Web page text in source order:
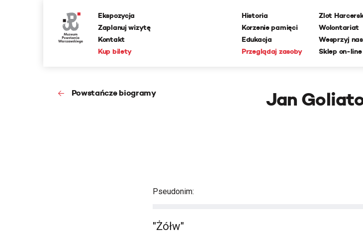
Ekspozycja
Zaplanuj wizytę
Kontakt
Kup bilety
Historia
Korzenie pamięci
Edukacja
Przeglądaj zasoby
Zlot
Wolontariat
Wesprzyj nas
Sklep on-line
Powstańcze biogramy Jan
Pseudonim:
"Żółw"